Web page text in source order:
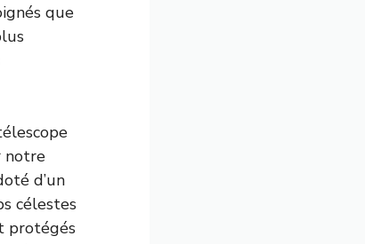
que
notre
d’un
célestes
protégés